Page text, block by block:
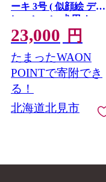
ーキ 3号 ( 似顔絵 デコ
レーション 犬用 ケー
キ 犬用ケーキ 3号 犬
いぬ )【232-0001】
23,000 円
たまったWAON
POINTで寄附でき
る！
北海道北見市